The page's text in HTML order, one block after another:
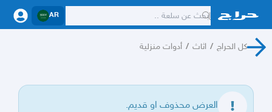
AR
كل الحراج / اثاث / أدوات منزلية
العرض محذوف او قديم.